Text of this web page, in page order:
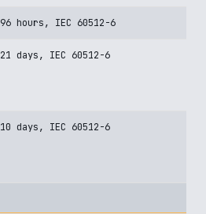
96 hours, IEC 60512-6
21 days, IEC 60512-6
10 days, IEC 60512-6